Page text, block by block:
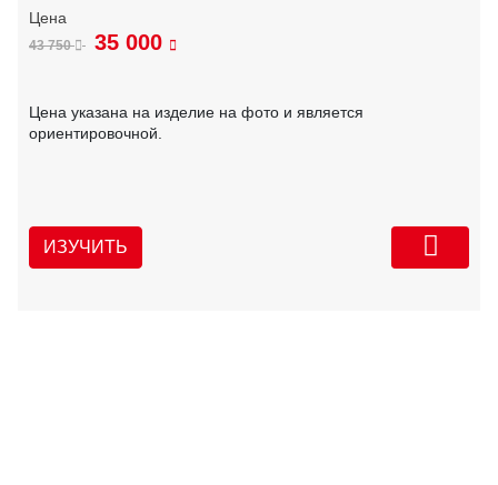
43 750 35 000
Цена указана на изделие на фото и является
ориентировочной.
ИЗУЧИТЬ